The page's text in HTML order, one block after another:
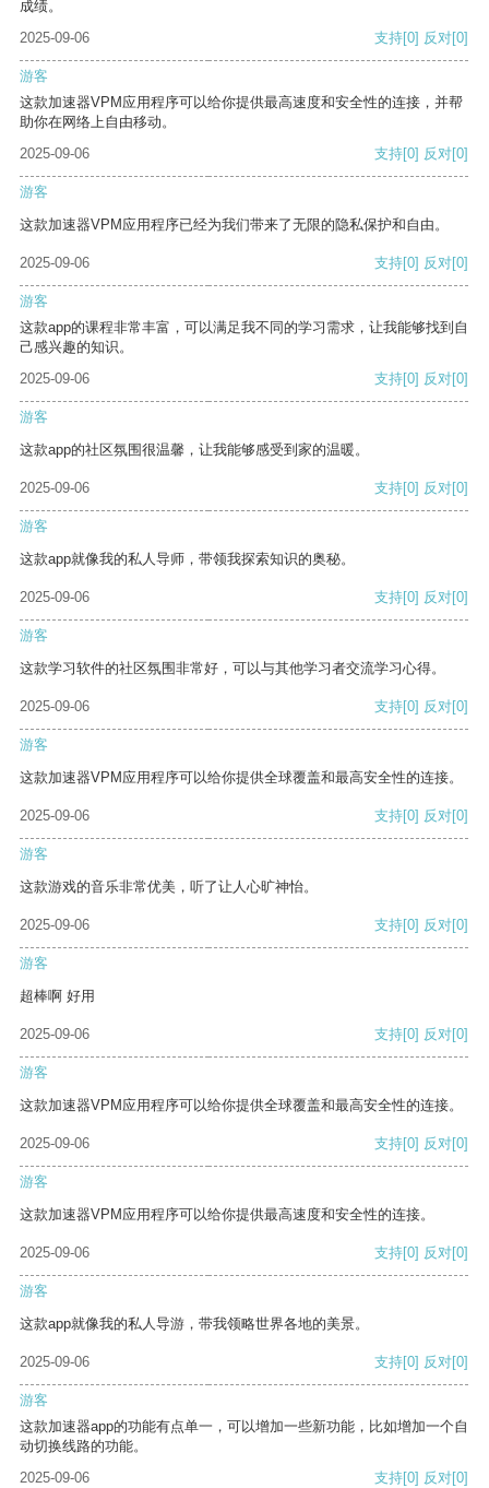
成绩。
2025-09-06
支持[0] 反对[0]
游客
这款加速器VPM应用程序可以给你提供最高速度和安全性的连接，并帮
助你在网络上自由移动。
2025-09-06
支持[0] 反对[0]
游客
这款加速器VPM应用程序已经为我们带来了无限的隐私保护和自由。
2025-09-06 支持[0] 反对[0]
游客
这款app的课程非常丰富，可以满足我不同的学习需求，让我能够找到自
己感兴趣的知识。
2025-09-06
支持[0] 反对[0]
游客
这款app的社区氛围很温馨，让我能够感受到家的温暖。
2025-09-06 支持[0] 反对[0]
游客
这款app就像我的私人导师，带领我探索知识的奥秘。
2025-09-06 支持[0] 反对[0]
游客
这款学习软件的社区氛围非常好，可以与其他学习者交流学习心得。
2025-09-06 支持[0] 反对[0]
游客
这款加速器VPM应用程序可以给你提供全球覆盖和最高安全性的连接。
2025-09-06 支持[0] 反对[0]
游客
这款游戏的音乐非常优美，听了让人心旷神怡。
2025-09-06 支持[0] 反对[0]
游客
超棒啊 好用
2025-09-06 支持[0] 反对[0]
游客
这款加速器VPM应用程序可以给你提供全球覆盖和最高安全性的连接。
2025-09-06 支持[0] 反对[0]
游客
这款加速器VPM应用程序可以给你提供最高速度和安全性的连接。
2025-09-06 支持[0] 反对[0]
游客
这款app就像我的私人导游，带我领略世界各地的美景。
2025-09-06 支持[0] 反对[0]
游客
这款加速器app的功能有点单一，可以增加一些新功能，比如增加一个自
动切换线路的功能。
2025-09-06
支持[0] 反对[0]